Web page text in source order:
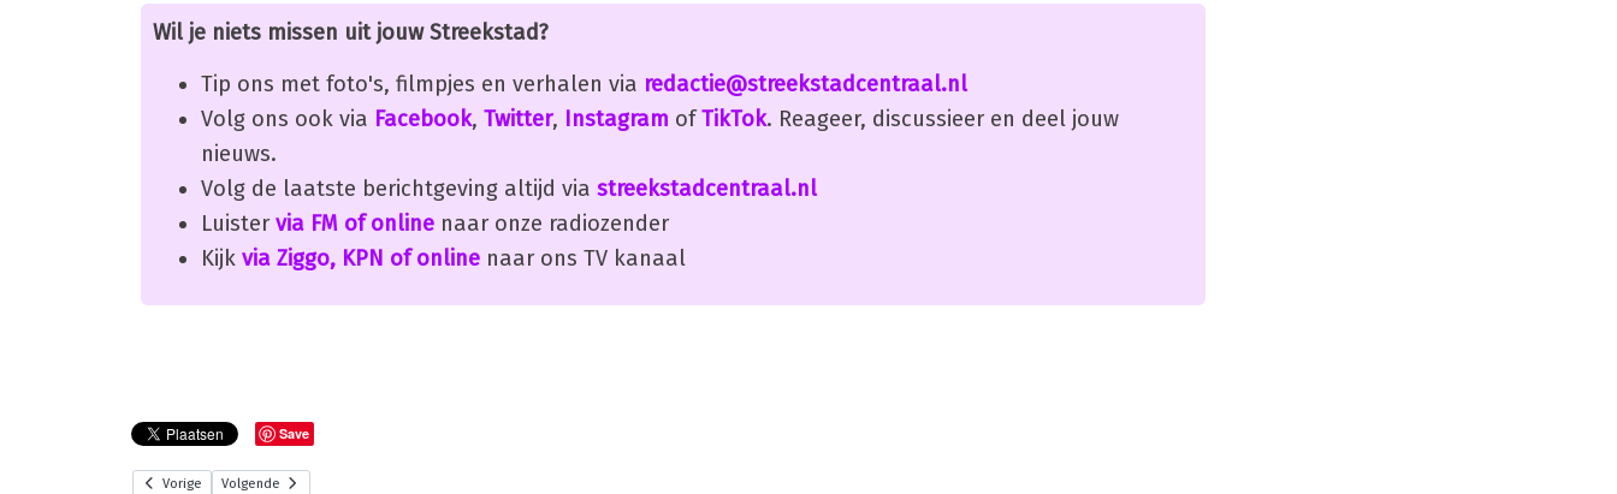
Wil je niets missen uit jouw Streekstad?
Tip ons met foto's, filmpjes en verhalen via redactie@streekstadcentraal.nl
Volg ons ook via Facebook, Twitter, Instagram ofTikTok. Reageer, discussieer en deel jouw
nieuws.
Volg de laatste berichtgeving altijd via streekstadcentraal.nl
Luister via FM of online naar onze radiozender
Kijk via Ziggo, KPN of online naar ons TV kanaal
Save
Vorige Volgende